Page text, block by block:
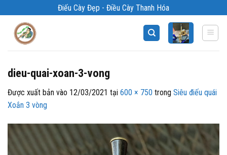
qua
Điếu Cày Đẹp - Điều Cày Thanh Hóa
dieu-quai-xoan-3-vong
Được xuất bản vào 12/03/2021 tại 600 × 750 trong Siêu điếu quái
Xoắn 3 vòng